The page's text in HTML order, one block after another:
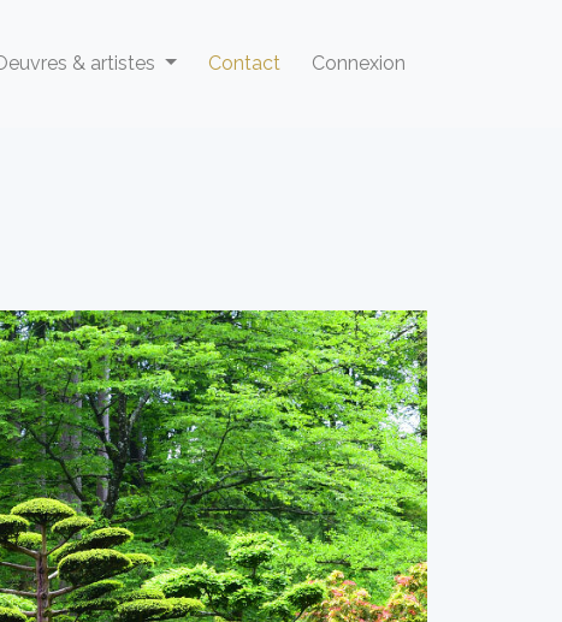
& artistes Contact Connexion